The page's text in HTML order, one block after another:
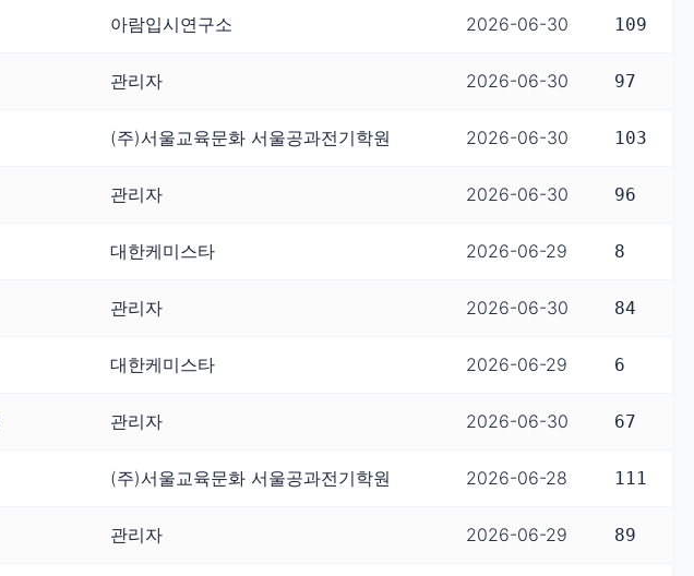
아람입시연구소 2026-06-30 109
관리자 2026-06-30 97
(주)서울교육문화 서울공과전기학원 2026-06-30 103
관리자 2026-06-30 96
대한케미스타 2026-06-29 8
관리자 2026-06-30 84
대한케미스타 2026-06-29 6
관리자 2026-06-30 67
(주)서울교육문화 서울공과전기학원 2026-06-28 111
관리자 2026-06-29 89